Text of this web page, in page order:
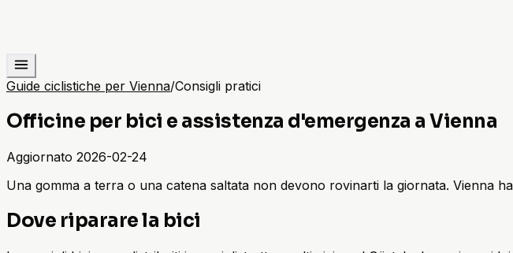
Guide ciclistiche per Vienna/Consigli pratici
Officine per bici e assistenza d'emergenza a Vienna
Aggiornato 2026-02-24
Una gomma a terra o una catena saltata non devono rovinarti la giornata. Vienna
Dove riparare la bici